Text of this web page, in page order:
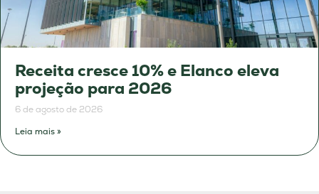
Receita cresce 10% e Elanco eleva
projeção para 2026
6 de agosto de 2026
Leia mais »